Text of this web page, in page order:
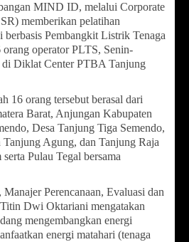
MIND ID, melalui Corporate
memberikan pelatihan
berbasis Pembangkit Listrik Tenaga
operator PLTS, Senin-
di Diklat Center PTBA Tanjung
16 orang tersebut berasal dari
Barat, Anjungan Kabupaten
Desa Tanjung Tiga Semendo,
Agung, dan Tanjung Raja
Pulau Tegal bersama
Manajer Perencanaan, Evaluasi dan
Dwi Oktariani mengatakan
mengembangkan energi
energi matahari (tenaga